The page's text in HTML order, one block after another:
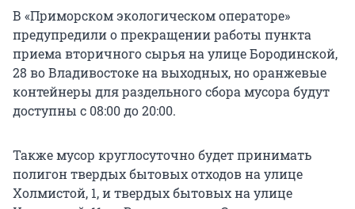
В «Приморском экологическом операторе»
предупредили о прекращении работы пункта
приема вторичного сырья на улице Бородинской,
28 во Владивостоке на выходных, но оранжевые
контейнеры для раздельного сбора мусора будут
доступны с 08:00 до 20:00.
Также мусор круглосуточно будет принимать
полигон твердых бытовых отходов на улице
Холмистой, 1, и твердых бытовых на улице